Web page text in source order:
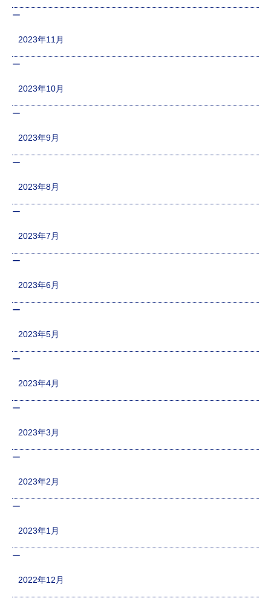
2023年11月
2023年10月
2023年9月
2023年8月
2023年7月
2023年6月
2023年5月
2023年4月
2023年3月
2023年2月
2023年1月
2022年12月